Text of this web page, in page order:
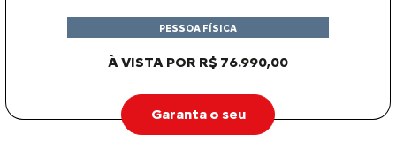
À VISTA POR R$ 76.990,00
PESSOA FÍSICA
Garanta o seu